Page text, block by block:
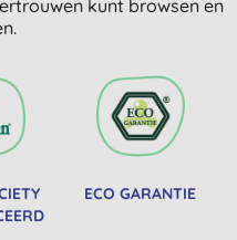
kunt browsen en
ECO GARANTIE